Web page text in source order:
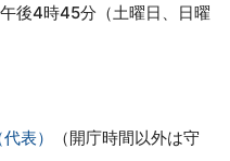
後4時45分（土曜日、日曜
代表）
（開庁時間以外は守